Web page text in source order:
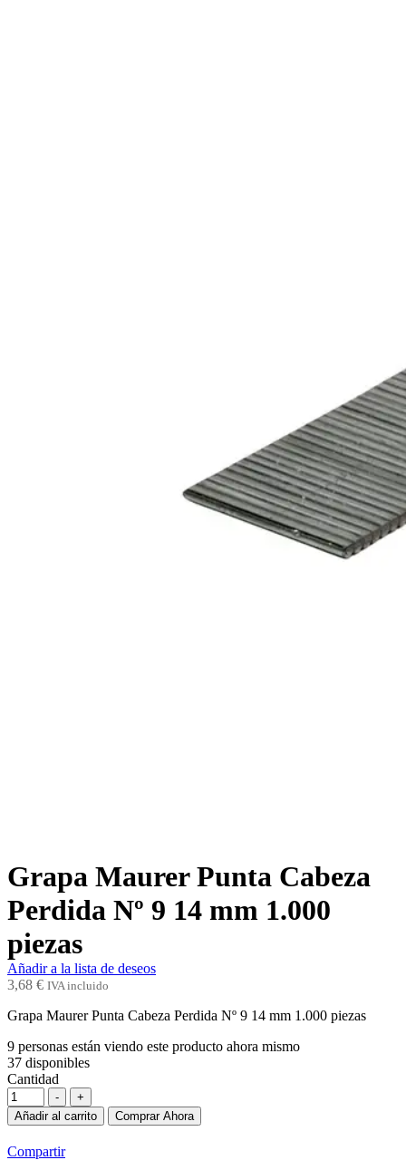
Grapa Maurer Punta Cabeza
Perdida Nº 9 14 mm 1.000
piezas
Añadir a la lista de deseos
3,68 € IVA incluido
Grapa Maurer Punta Cabeza Perdida Nº 9 14 mm 1.000 piezas
9 personas están viendo este producto ahora mismo
37 disponibles
Cantidad
-
+
Añadir al carrito
Comprar Ahora
Compartir